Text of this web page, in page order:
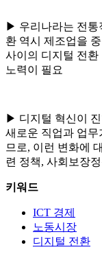
▶ 우리나라는 전통
환 역시 제조업을
사이의 디지털 전
노력이 필요
▶ 디지털 혁신이
새로운 직업과 업무
므로, 이런 변화에
련 정책, 사회보장
키워드
ICT 경제
노동시장
디지털 전환